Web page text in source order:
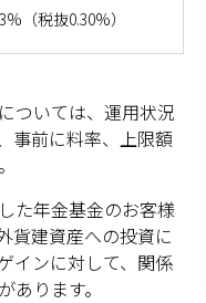
（税抜0.30%）
ついては、運用状況
事前に料率、上限額
た年金基金のお客様
貨建資産への投資に
インに対して、関係
ります。